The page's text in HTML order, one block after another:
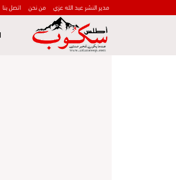
مدير النشر عبد الله عزي من نحن اتصل بنا